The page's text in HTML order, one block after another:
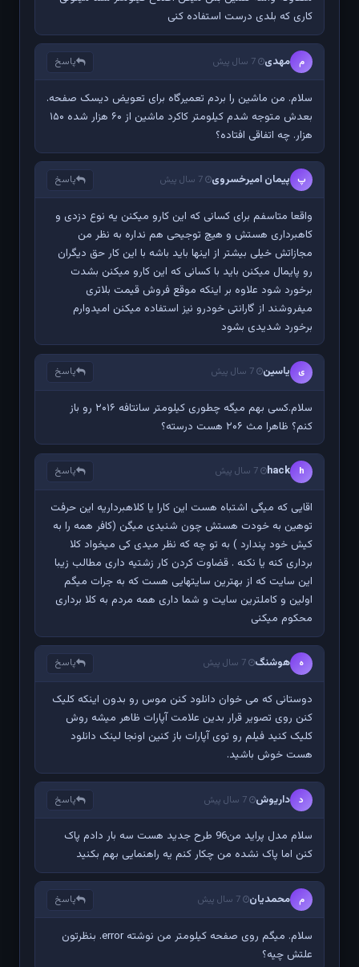
کاری که بلدی درست استفاده کنی
م مهدی 7 سال پیش پاسخ
سلام. من ماشین را بردم تعمیرگاه برای تعویض دیسک صفحه.
بعدش متوجه شدم کیلومتر کاکرد ماشین از ۶۰ هزار شده ۱۵۰
هزار. چه اتفاقی افتاده؟
پ پیمان امیرخسروی 7 سال پیش پاسخ
واقعا متاسفم برای کسانی که این کارو میکنن یه نوع دزدی و
کاهبرداری هستش و هیچ توجیحی هم نداره به نظر من
مجازاتش خیلی بیشتر از اینها باید باشه با این کار حق دیگران
رو پایمال میکنن باید با کسانی که این کارو میکنن بشدت
برخورد شود علاوه بر اینکه موقع فروش قیمت بلاتری
میفروشند از گارانتی خودرو نیز استفاده میکنن امیدوارم
برخورد شدیدی بشود
ی یاسین 7 سال پیش پاسخ
سلام‌.‌کسی بهم میگه چطوری کیلومتر سانتافه ۲۰۱۶ رو باز
کنم؟ ظاهرا مث ۲۰۶ هست درسته؟
h
hack 7 سال پیش پاسخ
اقایی که میگی اشتباه هست این کارا یا کلاهبرداریه این حرفت
توهین به خودت هستش چون شنیدی میگن (کافر همه را به
کیش خود پندارد ) به تو چه که نظر میدی کی میخواد کلا
برداری کنه یا نکنه . قضاوت کردن کار زشتیه داری مطالب زیبا
این سایت که از بهترین سایتهایی هست که به جرات میگم
اولین و کاملترین سایت و شما داری همه مردم به کلا برداری
محکوم میکنی
ه هوشنگ 7 سال پیش پاسخ
دوستانی که می خوان دانلود کنن موس رو بدون اینکه کلیک
کنن روی تصویر قرار بدین علامت آپارات ظاهر میشه روش
کلیک کنید فیلم رو توی آپارات باز کنین اونجا لینک دانلود
هست خوش باشید.
د داریوش 7 سال پیش پاسخ
سلام مدل پراید من96 طرح جدید هست سه بار دادم پاک
کنن اما پاک نشده من چکار کنم یه راهنمایی بهم بکنید
م محمدیان 7 سال پیش پاسخ
سلام. میگم روی صفحه کیلومتر من نوشته error. بنظرتون
علتش چیه؟